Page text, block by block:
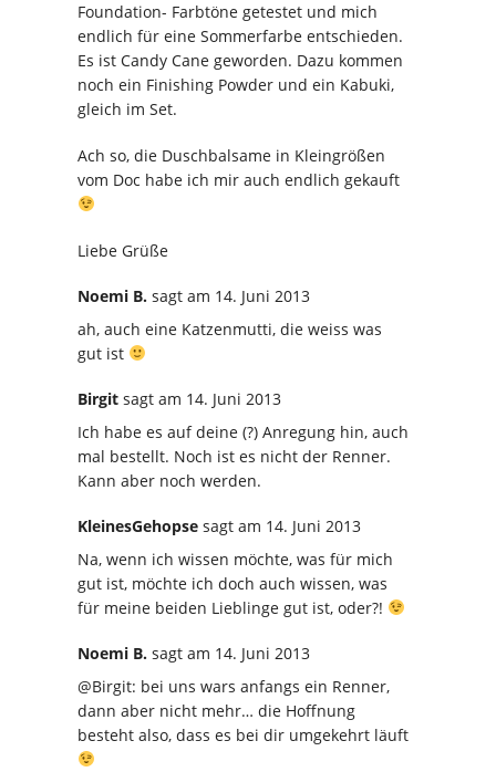
Foundation- Farbtöne getestet und mich
endlich für eine Sommerfarbe entschieden.
Es ist Candy Cane geworden. Dazu kommen
noch ein Finishing Powder und ein Kabuki,
gleich im Set.
Ach so, die Duschbalsame in Kleingrößen
vom Doc habe ich mir auch endlich gekauft
Liebe Grüße
Noemi B. sagt am 14. Juni 2013
ah, auch eine Katzenmutti, die weiss was
gut ist
Birgit sagt am 14. Juni 2013
Ich habe es auf deine (?) Anregung hin, auch
mal bestellt. Noch ist es nicht der Renner.
Kann aber noch werden.
KleinesGehopse sagt am 14. Juni 2013
Na, wenn ich wissen möchte, was für mich
gut ist, möchte ich doch auch wissen, was
für meine beiden Lieblinge gut ist, oder?!
Noemi B. sagt am 14. Juni 2013
@Birgit: bei uns wars anfangs ein Renner,
dann aber nicht mehr… die Hoffnung
besteht also, dass es bei dir umgekehrt läuft